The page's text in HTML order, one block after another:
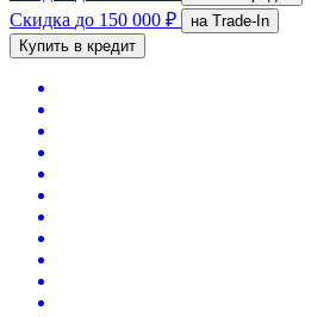
Скидка до 150 000 ₽
на Trade-In
Купить в кредит